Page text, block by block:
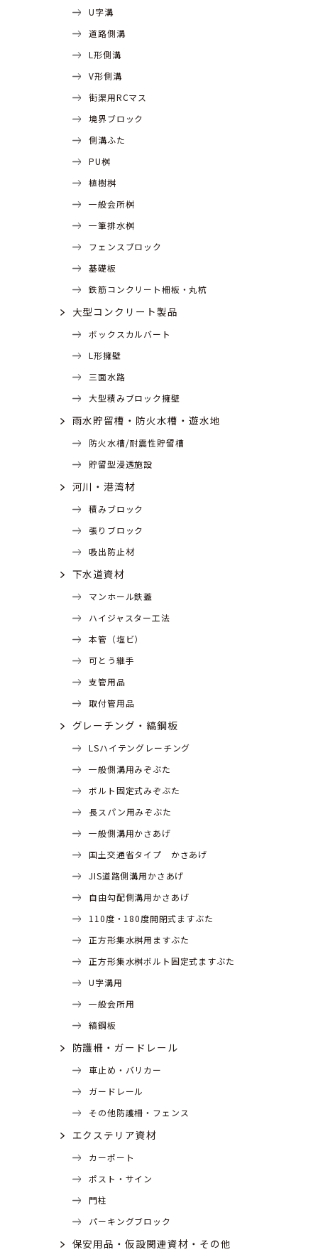
U字溝
道路側溝
L形側溝
V形側溝
街渠用RCマス
境界ブロック
側溝ふた
PU桝
植樹桝
一般会所桝
一筆排水桝
フェンスブロック
基礎板
鉄筋コンクリート柵板・丸杭
大型コンクリート製品
ボックスカルバート
L形擁壁
三面水路
大型積みブロック擁壁
雨水貯留槽・防火水槽・遊水地
防火水槽/耐震性貯留槽
貯留型浸透施設
河川・港湾材
積みブロック
張りブロック
吸出防止材
下水道資材
マンホール鉄蓋
ハイジャスター工法
本管（塩ビ）
可とう継手
支管用品
取付管用品
グレーチング・縞鋼板
LSハイテングレーチング
一般側溝用みぞぶた
ボルト固定式みぞぶた
長スパン用みぞぶた
一般側溝用かさあげ
国土交通省タイプ かさあげ
JIS道路側溝用かさあげ
自由勾配側溝用かさあげ
110度・180度開閉式ますぶた
正方形集水桝用ますぶた
正方形集水桝ボルト固定式ますぶた
U字溝用
一般会所用
縞鋼板
防護柵・ガードレール
車止め・バリカー
ガードレール
その他防護柵・フェンス
エクステリア資材
カーポート
ポスト・サイン
門柱
パーキングブロック
保安用品・仮設関連資材・その他